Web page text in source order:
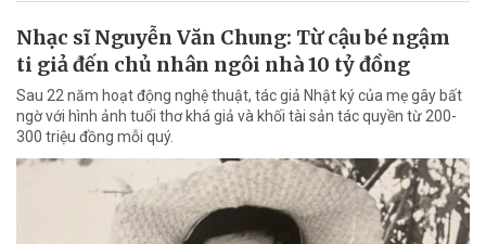
Nhạc sĩ Nguyễn Văn Chung: Từ cậu bé ngậm
ti giả đến chủ nhân ngôi nhà 10 tỷ đồng
Sau 22 năm hoạt động nghệ thuật, tác giả Nhật ký của mẹ gây bất
ngờ với hình ảnh tuổi thơ khá giả và khối tài sản tác quyền từ 200-
300 triệu đồng mỗi quý.